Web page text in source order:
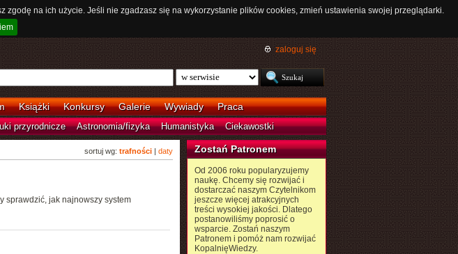
na ich użycie. Jeśli nie zgadzasz się na wykorzystanie plików cookies, zmień ustawienia swojej przeglądarki.
zaloguj się
Książki Konkursy Galerie Wywiady Praca
przyrodnicze Astronomia/fizyka Humanistyka Ciekawostki
sortuj wg: trafności| daty
sprawdzić, jak najnowszy system
Zostań Patronem
Od 2006 roku popularyzujemy
naukę. Chcemy się rozwijać i
dostarczać naszym Czytelnikom
jeszcze więcej atrakcyjnych
treści wysokiej jakości. Dlatego
postanowiliśmy poprosić o
wsparcie. Zostań naszym
Patronem i pomóż nam rozwijać
KopalnięWiedzy.